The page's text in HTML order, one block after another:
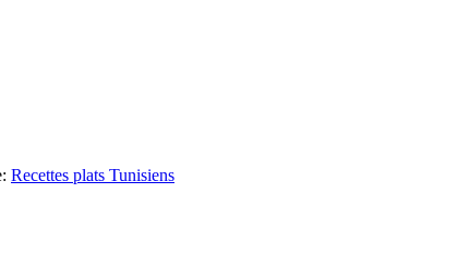
: Recettes plats Tunisiens